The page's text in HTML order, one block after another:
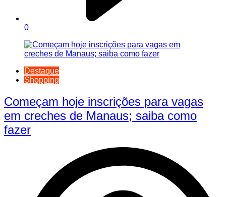
0
Destaque
Shopping
Começam hoje inscrições para vagas
em creches de Manaus; saiba como
fazer